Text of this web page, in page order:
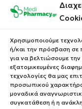
Χρησιμοποιούμε
ή/και την πρόσβαση σε
για να βελτιώσουμε
εξατομικευμένες
τεχνολογίες θα μας
προσωπικού
μοναδικά
συγκατάθεση ή η
Επικοινωνία
Πολιτική
Τρόποι Αποστολής
Τρόποι Πληρωμής
Επιστροφές